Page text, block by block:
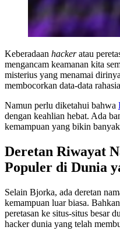
Keberadaan hackeratau
mengancam keamanan kita
misterius yang menamai
membocorkan data-data
Namun perlu diketahui bahwa
dengan keahlian hebat. Ada
kemampuan yang bikin
Deretan Riwayat
Populer di Dunia
Selain Bjorka, ada deretan
kemampuan luar biasa.
peretasan ke situs-situs besar
hacker dunia yang telah